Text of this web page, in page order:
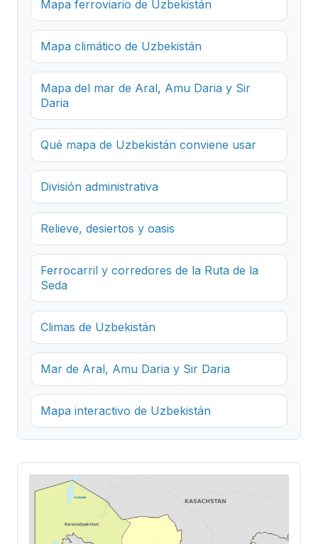
Mapa ferroviario de Uzbekistán
Mapa climático de Uzbekistán
Mapa del mar de Aral, Amu Daria y Sir
Daria
Qué mapa de Uzbekistán conviene usar
División administrativa
Relieve, desiertos y oasis
Ferrocarril y corredores de la Ruta de la
Seda
Climas de Uzbekistán
Mar de Aral, Amu Daria y Sir Daria
Mapa interactivo de Uzbekistán